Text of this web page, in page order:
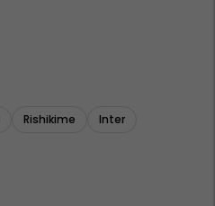
Rishikime
Inter